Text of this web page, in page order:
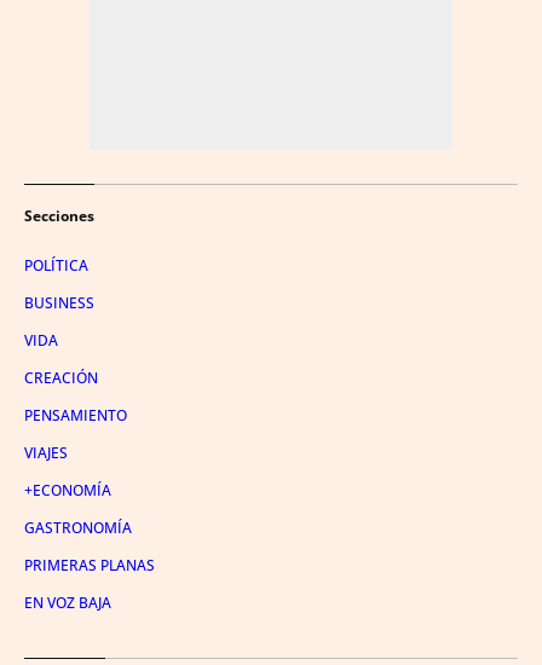
Secciones
POLÍTICA
BUSINESS
VIDA
CREACIÓN
PENSAMIENTO
VIAJES
+ECONOMÍA
GASTRONOMÍA
PRIMERAS PLANAS
EN VOZ BAJA